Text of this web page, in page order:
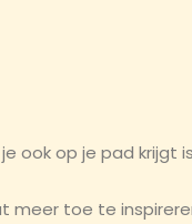
ook op je pad krijgt
meer toe te